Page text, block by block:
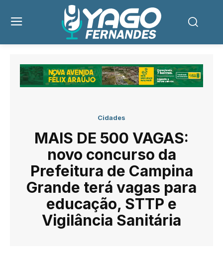
Cidades
MAIS DE 500 VAGAS:
novo concurso da
Prefeitura de Campina
Grande terá vagas para
educação, STTP e
Vigilância Sanitária